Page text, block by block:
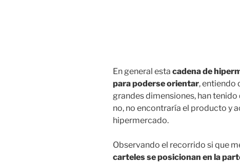
En general esta cadena de
para poderse orientar, entiendo
grandes dimensiones, han
no, no encontraría el producto y
hipermercado.
Observando el recorrido si que
carteles se posicionan en la